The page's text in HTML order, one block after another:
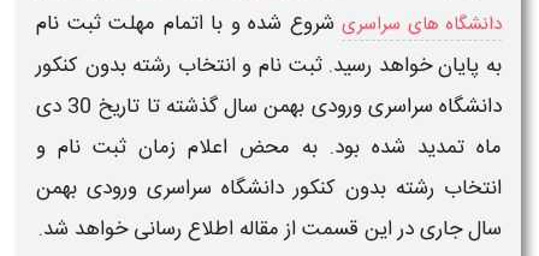
دانشگاه های سراسری شروع شده و با اتمام مهلت ثبت نام
به پایان خواهد رسید.ثبت نام و انتخاب رشته بدون کنکور
دانشگاه سراسری ورودی بهمن سال گذشته تا تاریخ 30 دی
ماه تمدید شده بود. به محض اعلام زمان ثبت نام و
انتخاب رشته بدون کنکور دانشگاه سراسری ورودی بهمن
سال جاری در این قسمت از مقاله اطلاع رسانی خواهد شد.